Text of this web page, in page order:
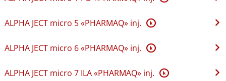
ALPHA JECT micro 5 «PHARMAQ» inj. K
ALPHA JECT micro 6 «PHARMAQ» inj. K
ALPHA JECT micro 7 ILA «PHARMAQ» inj. K